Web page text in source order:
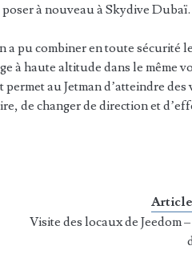
à nouveau à Skydive Dubaï.
a pu combiner en toute sécurité
à haute altitude dans le même
au Jetman d’atteindre des
de changer de direction et
Visite des locaux de Jeedom